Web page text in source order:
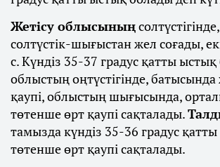
Жетісу облысының
солтүстік-шығыстан жел соғады,
с. Күндіз 35-37 градус қатты
облыстың оңтүстігінде,
қаупі, облыстың шығысында,
төтенше өрт қаупі сақталады.
тамызда күндіз 35-36 градус
төтенше өрт қаупі сақталады.